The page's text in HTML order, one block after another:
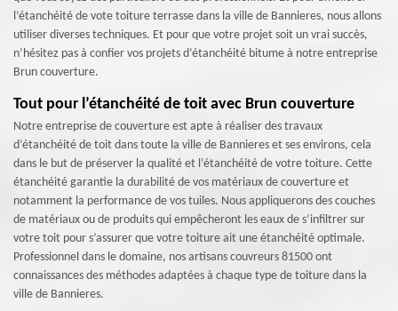
l’étanchéité de vote toiture terrasse dans la ville de Bannieres, nous allons
utiliser diverses techniques. Et pour que votre projet soit un vrai succès,
n’hésitez pas à confier vos projets d’étanchéité bitume à notre entreprise
Brun couverture.
Tout pour l’étanchéité de toit avec Brun couverture
Notre entreprise de couverture est apte à réaliser des travaux
d’étanchéité de toit dans toute la ville de Bannieres et ses environs, cela
dans le but de préserver la qualité et l’étanchéité de votre toiture. Cette
étanchéité garantie la durabilité de vos matériaux de couverture et
notamment la performance de vos tuiles. Nous appliquerons des couches
de matériaux ou de produits qui empêcheront les eaux de s’infiltrer sur
votre toit pour s’assurer que votre toiture ait une étanchéité optimale.
Professionnel dans le domaine, nos artisans couvreurs 81500 ont
connaissances des méthodes adaptées à chaque type de toiture dans la
ville de Bannieres.